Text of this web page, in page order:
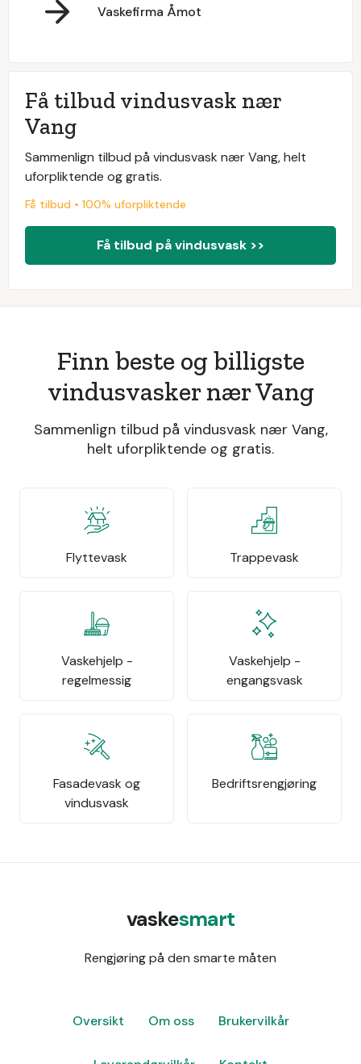
Vaskefirma Åmot
Få tilbud vindusvask nær
Vang
Sammenlign tilbud på vindusvask nær Vang, helt
uforpliktende og gratis.
Få tilbud • 100% uforpliktende
Få tilbud på vindusvask >>
Finn beste og billigste
vindusvasker nær Vang
Sammenlign tilbud på vindusvask nær Vang,
helt uforpliktende og gratis.
Flyttevask Trappevask
Vaskehjelp -
regelmessig
Vaskehjelp -
engangsvask
Fasadevask og
vindusvask
Bedriftsrengjøring
vaskesmart
Rengjøring på den smarte måten
Oversikt Om oss Brukervilkår